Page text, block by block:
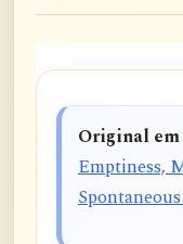
Original
Emptiness,